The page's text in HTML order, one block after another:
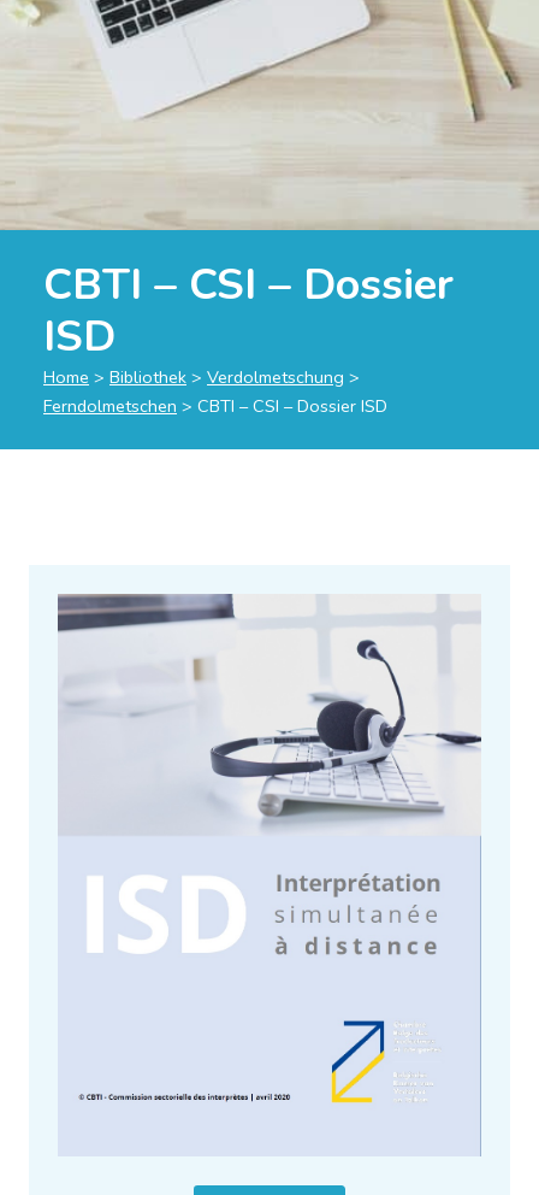
CBTI – CSI – Dossier
ISD
Home > Bibliothek > Verdolmetschung >
Ferndolmetschen > CBTI – CSI – Dossier ISD